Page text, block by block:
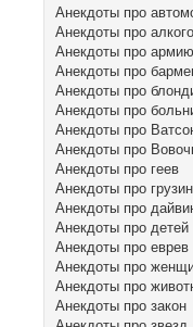
Анекдоты про
Анекдоты про
Анекдоты про армию
Анекдоты про
Анекдоты про
Анекдоты про
Анекдоты про
Анекдоты про
Анекдоты про геев
Анекдоты про грузин
Анекдоты про
Анекдоты про детей
Анекдоты про еврев
Анекдоты про
Анекдоты про
Анекдоты про закон